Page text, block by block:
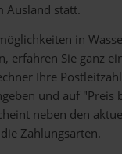
Ausland statt.
in
erfahren Sie ganz
Ihre
und auf "Preis
neben den
Zahlungsarten.